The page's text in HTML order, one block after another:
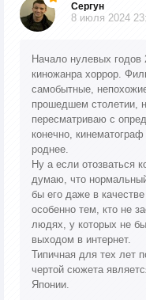
Сергун
8 июля 2024
Начало нулевых годов
киножанра хоррор.
самобытные,
прошедшем столетии,
пересматриваю с
конечно,
роднее.
Ну а если отозваться
думаю, что
бы его даже в
особенно тем, кто не
людях, у которых не
выходом в интернет.
Типичная для тех лет
чертой сюжета
Японии.